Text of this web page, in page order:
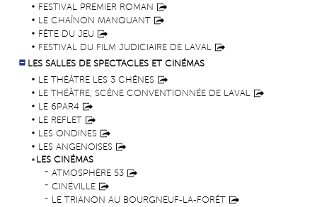
FESTIVAL PREMIER ROMAN
LE CHAÎNON MANQUANT
FÊTE DU JEU
FESTIVAL DU FILM JUDICIAIRE DE LAVAL
LES SALLES DE SPECTACLES ET CINÉMAS
LE THÉÂTRE LES 3 CHÊNES
LE THÉÂTRE, SCÈNE CONVENTIONNÉE DE LAVAL
LE 6PAR4
LE REFLET
LES ONDINES
LES ANGENOISES
LES CINÉMAS
ATMOSPHÈRE 53
CINÉVILLE
LE TRIANON AU BOURGNEUF-LA-FORÊT